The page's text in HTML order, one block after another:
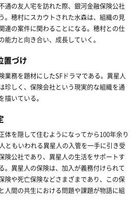
通の友人宅を訪れた際、銀河金融保険公社
。穂村にスカウトされた水森は、組織の見
連の案件に関わることになる。穂村との仕
力と向き合い、成長していく。
置づけ
業務を題材にしたSFドラマである。異星人
珍しく、保険会社という現実的な組織を通
描いている。
体を隠して住むようになってから100年余り
ともいわれる異星人の入管を一手に引き受
険公社であり、異星人の生活をサポートす
。異星人の保険は、加入が義務付けられて
険や死亡保険などさまざまであり、この保
人間の共生における問題や課題が物語に組